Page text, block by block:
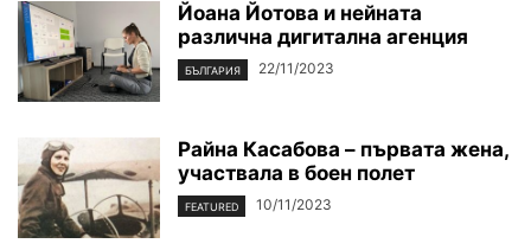
Йоана Йотова и нейната
различна дигитална агенция
БЪЛГАРИЯ 22/11/2023
Райна Касабова – първата жена,
участвала в боен полет
FEATURED 10/11/2023